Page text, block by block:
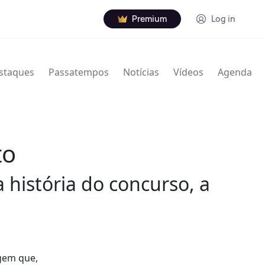
Premium Log in
Passatempos Notícias Vídeos Agenda
história do concurso, a
que,